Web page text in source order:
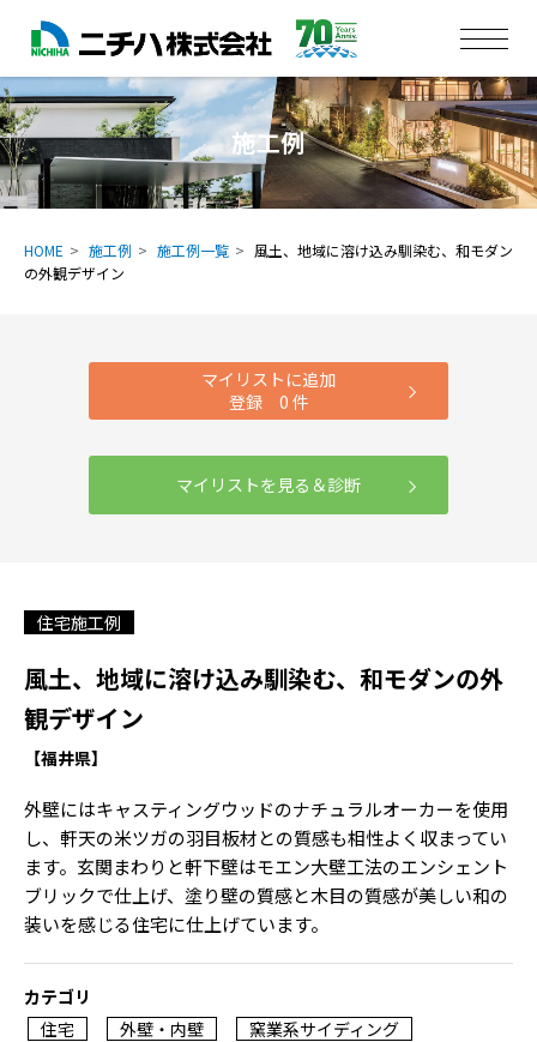
施工例
HOME 施工例 施工例一覧
風土、地域に溶け込み馴染む、和モダン
の外観デザイン
マイリストに追加
登録 0 件
マイリストを見る＆診断
住宅施工例
風土、地域に溶け込み馴染む、和モダンの外
観デザイン
【福井県】
外壁にはキャスティングウッドのナチュラルオーカーを使用
し、軒天の米ツガの羽目板材との質感も相性よく収まってい
ます。玄関まわりと軒下壁はモエン大壁工法のエンシェント
ブリックで仕上げ、塗り壁の質感と木目の質感が美しい和の
装いを感じる住宅に仕上げています。
カテゴリ
住宅
外壁・内壁
窯業系サイディング